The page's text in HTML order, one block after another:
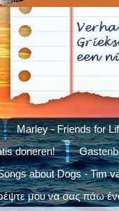
Marley - Friends for
doneren!
about Dogs - Tim
μου να σας πάω